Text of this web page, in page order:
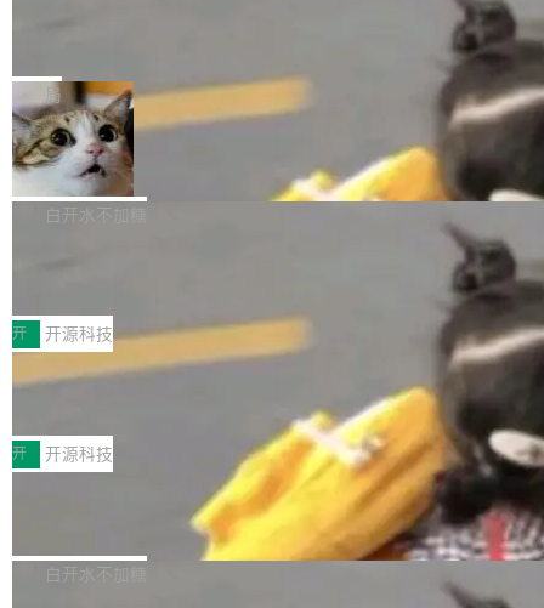
一在人才争夺战中失血的公司。六月，Google
连失两员大将：Noam Shazeer 去了 Op...
er HE-AAC 960 解码 (DAB+) transpose_cuda
filter 添加 AMF Frame Rate Converter (vf_frc
_amf) filter SMPTE 2094-50 元数据支持和直
通 ProRes RAW VideoToolbox 硬件加速器 AP
V ...
Code 在 X 上发帖：「DeepSeek Flash did 8T
tokens on August 1st. 5T of free usage + 3T
on OpenCode Go.」79.8 万次浏览，连带着 #
DeepSeek一天消耗了8万亿# 上了微博热搜——
注意这是 OpenCode 一家的消耗。 OpenCode
不完。」5T 来自免费额度，3T 来自 Go...
局
NetBSD 11.0 正式发布
NetBSD 11.0 现已正式发布，这是 NetBSD 操
作系统的第十八个主要版本。 自 NetBSD 10.1
ve JH71XX 的设备，例如 VisionFive 2、PINE
64 STAR64，以及 QEMU。 增强了对 POSIX.1
-2024 和 C23 编程接口标准的兼容性。 compat
_linux(8) 增强了对 Linux 系统调用的支持，包
括 epoll（围绕 kqueue 实现）、POSIX 消息队
列、...
白开水不加糖
案
享会在上海举办。鸿蒙生态的全场景智慧营销平
台鲸鸿动能协同华为游戏中心，面向游戏行业开
发者及生态伙伴，系统呈现了平台在游戏领域的
完整能力版图——从IAP高价值用户的全周期经
营、到IAA游戏的“买变一体”正循环、再到联运与
广告协同的全链路经营闭环，以及面向全球市场
的出海增长布局。 华为终端云业务商业化销售负
责人在开场致辞中表示，游戏开发者的核心诉求
已不再是“多一个投放渠道”，而是一套能够持续
开 开源科技
技嘉X3D系列再添新成员 B850 AORU
面向AMD Ryzen X3D处理器玩家，技嘉X3D系
列主板阵容迎来新成员——B850 AORUS ELITE
X3D。作为面向主流高性能平台打造的全新主板
产品，B850 AORUS ELITE X3D延续技嘉在X3
D平台优化上的技术积累，旨在为游戏玩家带来
更稳定、更高效的装机选择。 B850 AORUS ELI
开 开源科技
Zadig v5.0 发布：AI 发布专员与 AI 审
我们团队这几天最大的卡点不是 AI 写得不够
好，是 AI 写得太好了。 好到审查排期从两天的
白开水不加糖